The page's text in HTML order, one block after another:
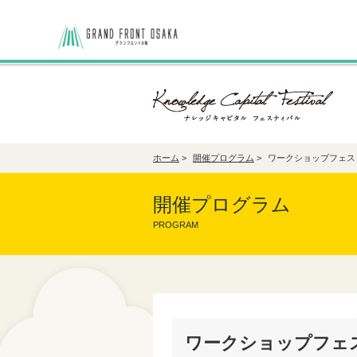
ホーム > 開催プログラム > ワークショップフェス
開催プログラム
PROGRAM
ワークショップフェ